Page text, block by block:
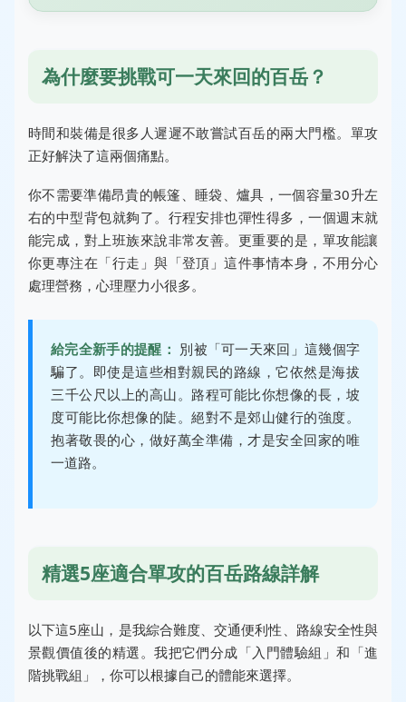
為什麼要挑戰可一天來回的百岳？
時間和裝備是很多人遲遲不敢嘗試百岳的兩大門檻。單攻
正好解決了這兩個痛點。
你不需要準備昂貴的帳篷、睡袋、爐具，一個容量30升左
右的中型背包就夠了。行程安排也彈性得多，一個週末就
能完成，對上班族來說非常友善。更重要的是，單攻能讓
你更專注在「行走」與「登頂」這件事情本身，不用分心
處理營務，心理壓力小很多。
給完全新手的提醒： 別被「可一天來回」這幾個字
騙了。即使是這些相對親民的路線，它依然是海拔
三千公尺以上的高山。路程可能比你想像的長，坡
度可能比你想像的陡。絕對不是郊山健行的強度。
抱著敬畏的心，做好萬全準備，才是安全回家的唯
一道路。
精選5座適合單攻的百岳路線詳解
以下這5座山，是我綜合難度、交通便利性、路線安全性與
景觀價值後的精選。我把它們分成「入門體驗組」和「進
階挑戰組」，你可以根據自己的體能來選擇。